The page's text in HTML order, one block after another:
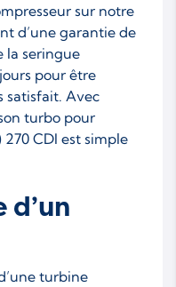
sur notre
d’une garantie de
la seringue
pour être
satisfait. Avec
turbo pour
270 CDI est simple
d’un
turbine